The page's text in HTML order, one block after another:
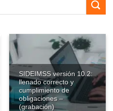
SIDEIMSS versión 10.2:
llenado correcto y
cumplimiento de
obligaciones –
(grabación)